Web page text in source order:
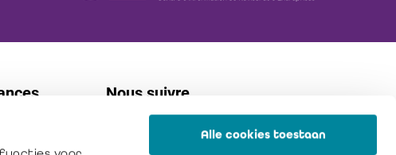
Alle cookies toestaan
Nous suivre